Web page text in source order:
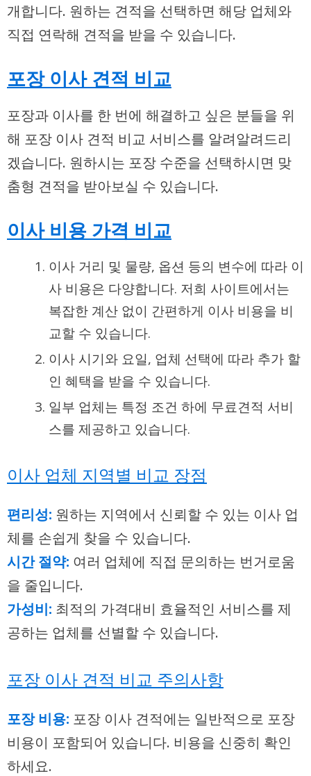
개합니다. 원하는 견적을 선택하면 해당 업체와
직접 연락해 견적을 받을 수 있습니다.
포장 이사 견적 비교
포장과 이사를 한 번에 해결하고 싶은 분들을 위
해 포장 이사 견적 비교 서비스를 알려알려드리
겠습니다. 원하시는 포장 수준을 선택하시면 맞
춤형 견적을 받아보실 수 있습니다.
이사 비용 가격 비교
이사 거리 및 물량, 옵션 등의 변수에 따라 이
사 비용은 다양합니다. 저희 사이트에서는
복잡한 계산 없이 간편하게 이사 비용을 비
교할 수 있습니다.
이사 시기와 요일, 업체 선택에 따라 추가 할
인 혜택을 받을 수 있습니다.
일부 업체는 특정 조건 하에 무료견적 서비
스를 제공하고 있습니다.
이사 업체 지역별 비교 장점
편리성: 원하는 지역에서 신뢰할 수 있는 이사 업
체를 손쉽게 찾을 수 있습니다.
시간 절약: 여러 업체에 직접 문의하는 번거로움
을 줄입니다.
가성비: 최적의 가격대비 효율적인 서비스를 제
공하는 업체를 선별할 수 있습니다.
포장 이사 견적 비교 주의사항
포장 비용: 포장 이사 견적에는 일반적으로 포장
비용이 포함되어 있습니다. 비용을 신중히 확인
하세요.